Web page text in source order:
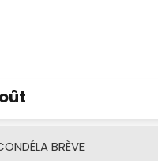
LA BRÈVE